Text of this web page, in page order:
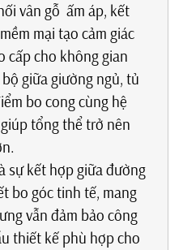
vân gỗ ấm áp, kết
mại tạo cảm giác
cấp cho không gian
giữa giường ngủ, tủ
bo cong cùng hệ
tổng thể trở nên
sự kết hợp giữa đường
bo góc tinh tế, mang
vẫn đảm bảo công
thiết kế phù hợp cho